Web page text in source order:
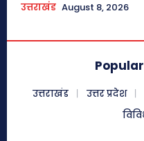
उत्तराखंड August 8, 2026
उत्तराखंड उत्तर प्रदेश